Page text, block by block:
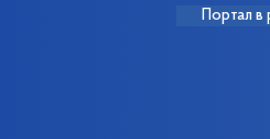
Портал в